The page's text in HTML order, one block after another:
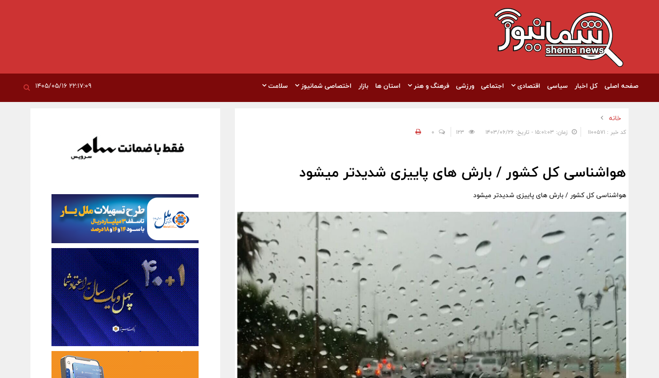
صفحه اصلی کل اخبار سیاسی اقتصادی اجتماعی ورزشی فرهنگ و هنر استان ها بازار اختصاصی شمانیوز سلامت
خانه
کد خبر : 1100571 زمان: ۱۵:۰۱:۰۳ - تاریخ: ۱۴۰۳/۰۶/۲۶ 0
هواشناسی کل کشور / بارش های پاییزی شدیدتر میشود
هواشناسی کل کشور / بارش های پاییزی شدیدتر میشود